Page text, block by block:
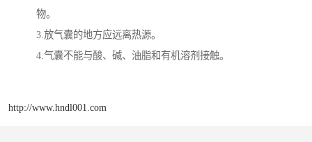
物。
3.放气囊的地方应远离热源。
4.气囊不能与酸、碱、油脂和有机溶剂接触。
http://www.hndl001.com